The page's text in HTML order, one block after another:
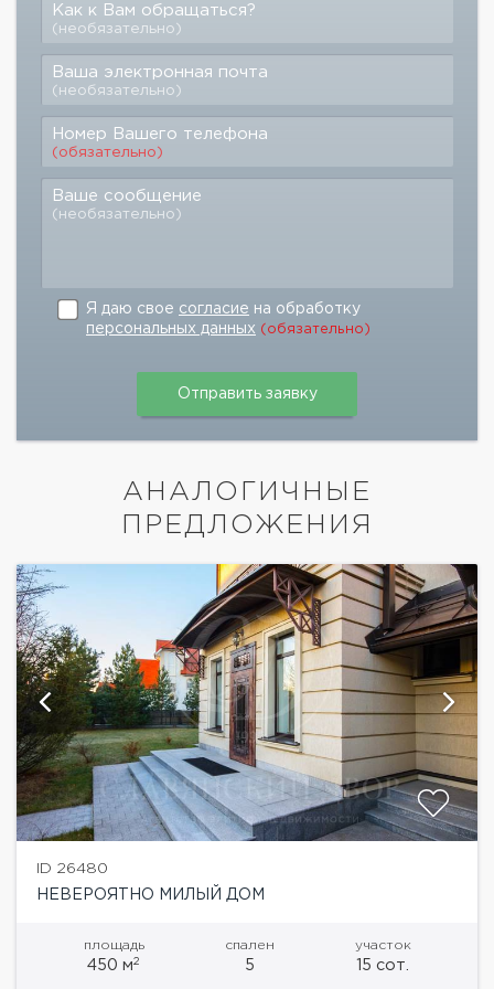
Как к Вам обращаться?
(необязательно)
Ваша электронная почта
(необязательно)
Номер Вашего телефона
(обязательно)
Ваше сообщение
(необязательно)
Я даю свое согласие на обработку
персональных данных (обязательно)
АНАЛОГИЧНЫЕ
ПРЕДЛОЖЕНИЯ
ID 26480
НЕВЕРОЯТНО МИЛЫЙ ДОМ
площадь
450 м2
спален
5
участок
15 сот.